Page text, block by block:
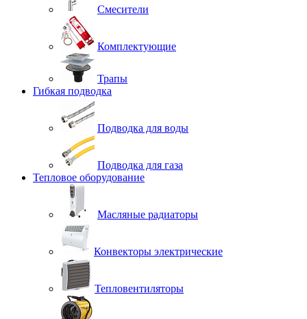
Смесители
Комплектующие
Трапы
Гибкая подводка
Подводка для воды
Подводка для газа
Тепловое оборудование
Масляные радиаторы
Конвекторы электрические
Тепловентиляторы